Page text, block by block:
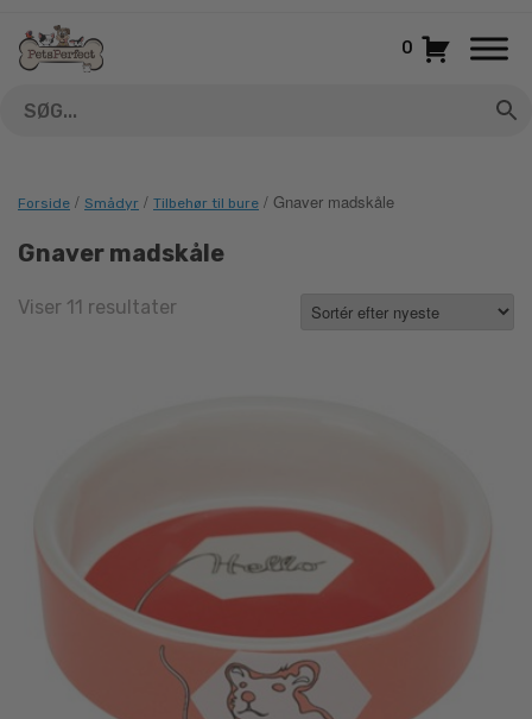
indhold
0
Forside / Smådyr / Tilbehør til bure / Gnaver madskåle
Gnaver madskåle
Viser 11 resultaterSorted